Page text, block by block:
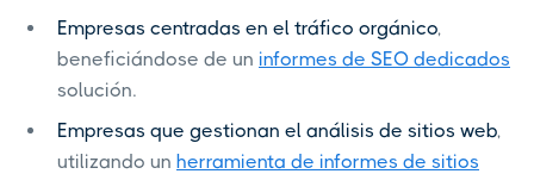
Empresas centradas en el tráfico orgánico,
beneficiándose de un informes de SEO dedicados
solución.
Empresas que gestionan el análisis de sitios web,
utilizando un herramienta de informes de sitios